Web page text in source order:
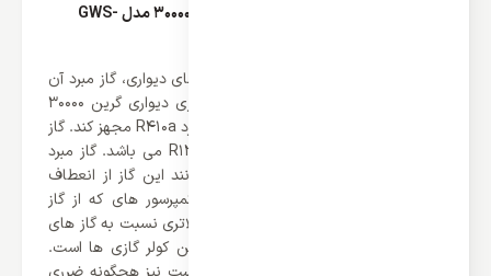
گاز مبرد R410a در کولر گازی دیواری گرین 30000 مدل GWS-
یکی از بخش های موجود در کولر گازی های دیواری، گاز مبرد آن
ها می باشد. برند گرین توانسته کولر گازی دیواری گرین 30000
مدل GWS-H30P1T1/R1 خود را به گاز مبرد R410a مجهز کند. گاز
مبرد R410a ترکیبی از مبردهای R32 و R125 می باشد. گاز مبرد
R410 بهترین جایگزین R22 بوده و همانند این گاز از انعطاف
پذیری بالایی برخوردار است. همچنین کمپرسور های که از گاز
R410a بهره می برند 40% خنک کنندگی بالاتری نسبت به گاز های
R22 دارند که این یکی از نقاط مثبت این کولر گازی ها است.